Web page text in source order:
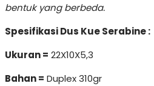
bentuk yang berbeda.
Spesifikasi Dus Kue Serabine :
Ukuran = 22X10X5,3
Bahan = Duplex 310gr